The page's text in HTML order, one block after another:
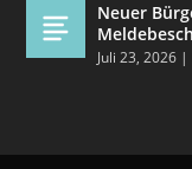
Neuer
Juli 23, 2026 |